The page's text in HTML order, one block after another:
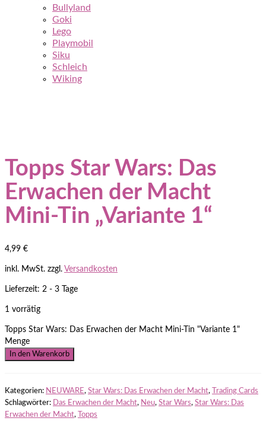
Bullyland
Goki
Lego
Playmobil
Siku
Schleich
Wiking
Topps Star Wars: Das
Erwachen der Macht
Mini-Tin „Variante 1“
4,99 €
inkl. MwSt. zzgl. Versandkosten
Lieferzeit: 2 - 3 Tage
1 vorrätig
Topps Star Wars: Das Erwachen der Macht Mini-Tin "Variante 1"
Menge
In den Warenkorb
Kategorien: NEUWARE, Star Wars: Das Erwachen der Macht,
Trading Cards
Schlagwörter: Das Erwachen der Macht, Neu, Star Wars, Star Wars: Das
Erwachen der Macht, Topps